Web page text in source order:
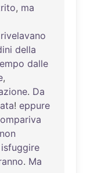
, ma
rivelavano
della
dalle
,
. Da
! eppure
non
isfuggire
. Ma